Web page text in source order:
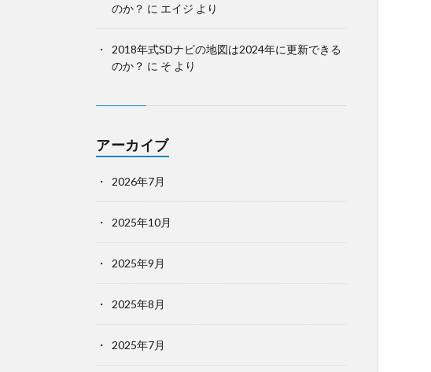
のか？ に エイジ より
2018年式SDナビの地図は2024年に更新できる
のか？ に そ より
アーカイブ
2026年7月
2025年10月
2025年9月
2025年8月
2025年7月